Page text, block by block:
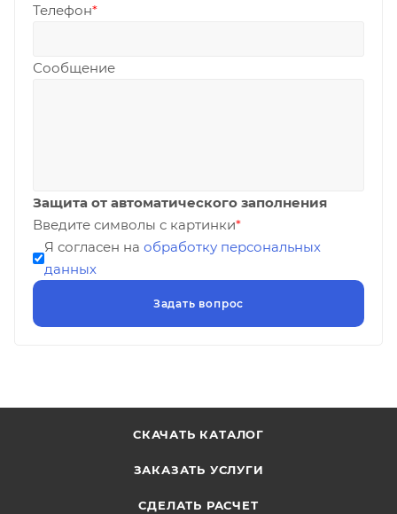
Телефон*
Сообщение
Защита от автоматического заполнения
Введите символы с картинки*
Я согласен на обработку персональных
данных
СКАЧАТЬ КАТАЛОГ
ЗАКАЗАТЬ УСЛУГИ
СДЕЛАТЬ РАСЧЕТ